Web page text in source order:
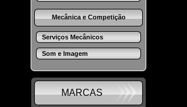
Mecânica e Competição
Serviços Mecânicos
Som e Imagem
MARCAS